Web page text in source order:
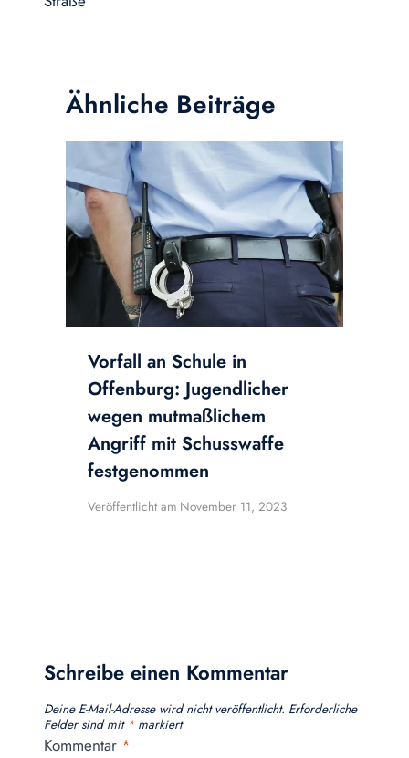
Ähnliche Beiträge
Vorfall an Schule in
Offenburg: Jugendlicher
wegen mutmaßlichem
Angriff mit Schusswaffe
festgenommen
Veröffentlicht am November 11, 2023
Schreibe einen Kommentar
Deine E-Mail-Adresse wird nicht veröffentlicht. Erforderliche
Felder sind mit *markiert
Kommentar *